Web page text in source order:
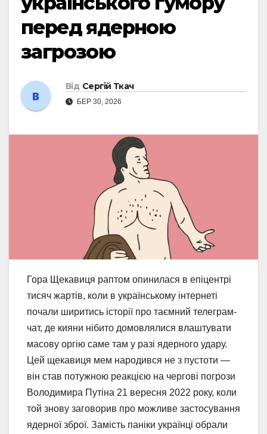
перед ядерною
загрозою
Від Сергій Ткач
БЕР 30, 2026
Гора Щекавиця раптом опинилася в епіцентрі
тисяч жартів, коли в українському інтернеті
почали ширитись історії про таємний телеграм-
чат, де кияни нібито домовлялися влаштувати
масову оргію саме там у разі ядерного удару.
Цей щекавиця мем народився не з пустоти —
він став потужною реакцією на чергові погрози
Володимира Путіна 21 вересня 2022 року, коли
той знову заговорив про можливе застосування
ядерної зброї. Замість паніки українці обрали